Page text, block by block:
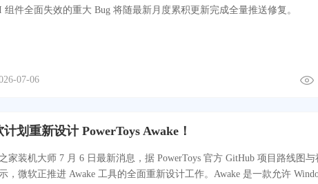
组件全面失效的重大 Bug 将随最新月度累积更新完成全量推送修复。
07-06
计划重新设计 PowerToys Awake！
家装机大师 7 月 6 日最新消息，据 PowerToys 官方 GitHub 项目路线图
，微软正推进 Awake 工具的全面重新设计工作。Awake 是一款允许